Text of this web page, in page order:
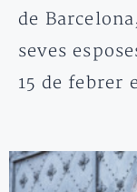
de
seves
15 de febrer